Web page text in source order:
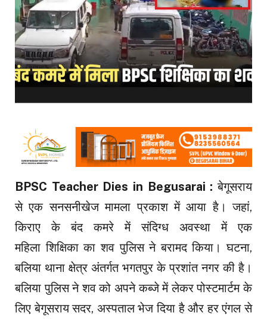
BPSC Teacher Dies in Begusarai : बेगूसराय
से एक सनसनीखेज मामला प्रकाश में आया है। जहां,
किराए के बंद कमरे में संदिग्ध अवस्था में एक
महिला शिक्षिका का शव पुलिस ने बरामद किया। घटना,
बलिया थाना क्षेत्र अंतर्गत भगतपुर के प्रशांत नगर की है।
बलिया पुलिस ने शव को अपने कब्जे में लेकर पोस्टमार्टम के
लिए बेगूसराय सदर, अस्पताल भेज दिया है और हर एंगल से